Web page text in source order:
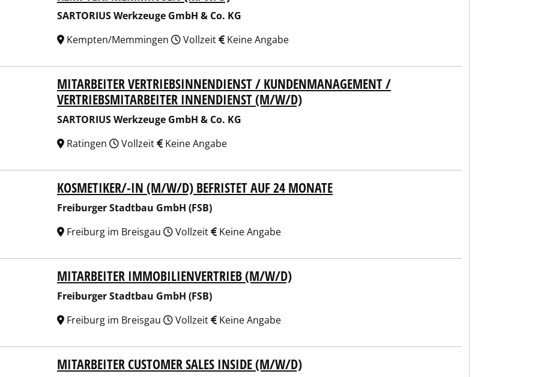
SARTORIUS Werkzeuge GmbH & Co. KG
Kempten/Memmingen
Vollzeit Keine Angabe
Werkzeuge GmbH & Co. KG
MITARBEITER VERTRIEBSINNENDIENST / KUNDENMANAGEMENT /
VERTRIEBSMITARBEITER INNENDIENST (M/W/D)
SARTORIUS Werkzeuge GmbH & Co. KG
Ratingen
Vollzeit Keine Angabe
Stadtbau GmbH (FSB)
KOSMETIKER/-IN (M/W/D) BEFRISTET AUF 24 MONATE
Freiburger Stadtbau GmbH (FSB)
Freiburg im Breisgau
Vollzeit Keine Angabe
Stadtbau GmbH (FSB)
MITARBEITER IMMOBILIENVERTRIEB (M/W/D)
Freiburger Stadtbau GmbH (FSB)
Freiburg im Breisgau
Vollzeit Keine Angabe
Werkzeuge GmbHMITARBEITER CUSTOMER SALES INSIDE (M/W/D)